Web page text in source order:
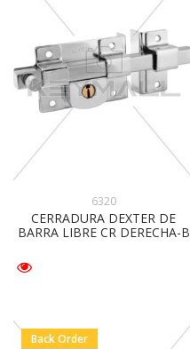
6320
CERRADURA DEXTER DE
BARRA LIBRE CR DERECHA-B
Back Order